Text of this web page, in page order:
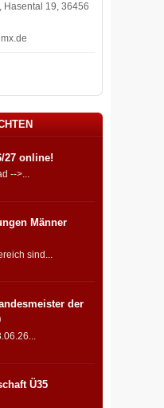
Hasental 19, 36456
27 online!
-->...
Männer
sind...
der
Ü35